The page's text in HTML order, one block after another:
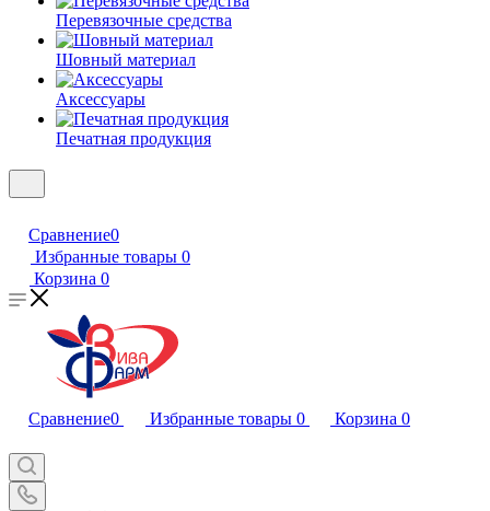
Перевязочные средства
Шовный материал
Аксессуары
Печатная продукция
Сравнение0
Избранные товары 0
Корзина 0
Сравнение0 Избранные товары 0 Корзина 0